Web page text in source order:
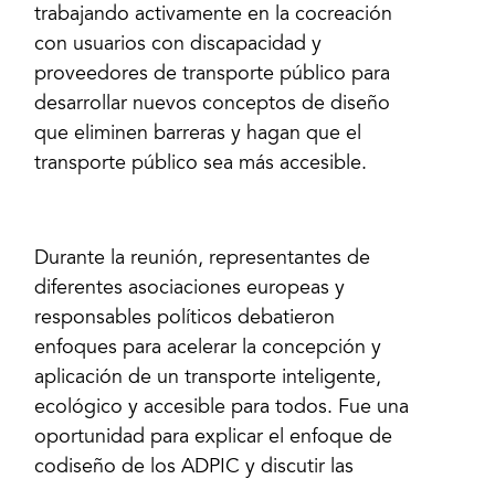
trabajando activamente en la cocreación
con usuarios con discapacidad y
proveedores de transporte público para
desarrollar nuevos conceptos de diseño
que eliminen barreras y hagan que el
transporte público sea más accesible.
Durante la reunión, representantes de
diferentes asociaciones europeas y
responsables políticos debatieron
enfoques para acelerar la concepción y
aplicación de un transporte inteligente,
ecológico y accesible para todos. Fue una
oportunidad para explicar el enfoque de
codiseño de los ADPIC y discutir las